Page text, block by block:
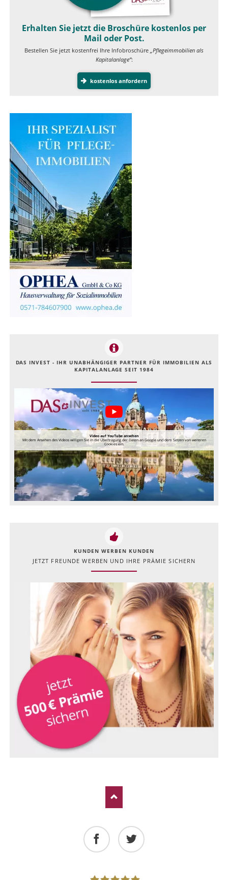
Erhalten Sie jetzt die Broschüre kostenlos per
Mail oder Post.
Bestellen Sie jetzt kostenfrei Ihre Infobroschüre „Pflegeimmobilien als
Kapitalanlage”:
kostenlos anfordern
DAS INVEST - IHR UNABHÄNGIGER PARTNER FÜR IMMOBILIEN ALS
KAPITALANLAGE SEIT 1984
Video auf YouTube ansehen
Mit dem Ansehen des Videos willigen Sie in die Übertragung der Daten an Google und dem Setzen von weiteren
Cookies ein.
KUNDEN WERBEN KUNDEN
JETZT FREUNDE WERBEN UND IHRE PRÄMIE SICHERN